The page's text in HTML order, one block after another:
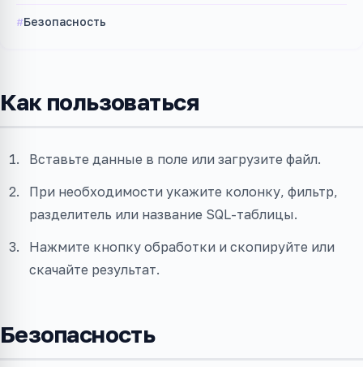
Безопасность
Как пользоваться
Вставьте данные в поле или загрузите файл.
При необходимости укажите колонку, фильтр,
разделитель или название SQL-таблицы.
Нажмите кнопку обработки и скопируйте или
скачайте результат.
Безопасность